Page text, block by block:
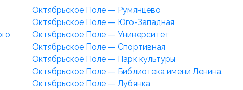
Октябрьское Поле — Румянцево
Октябрьское Поле — Юго-Западная
Октябрьское Поле — Университет
Октябрьское Поле — Спортивная
Октябрьское Поле — Парк культуры
Октябрьское Поле — Библиотека имени Ленина
Октябрьское Поле — Лубянка